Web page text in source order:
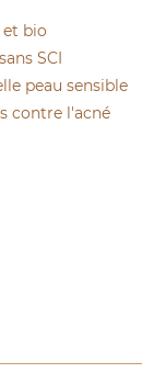
bio
SCI
peau sensible
contre l'acné